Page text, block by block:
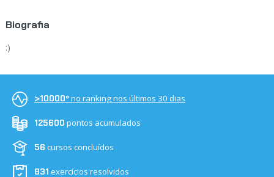
Biografia
:)
>10000ºno ranking nos últimos 30 dias
125600 pontos acumulados
56 cursos concluídos
831 exercícios resolvidos